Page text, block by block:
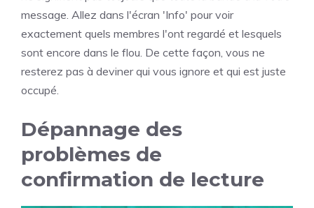
message. Allez dans l'écran 'Info' pour voir
exactement quels membres l'ont regardé et lesquels
sont encore dans le flou. De cette façon, vous ne
resterez pas à deviner qui vous ignore et qui est juste
occupé.
Dépannage des
problèmes de
confirmation de lecture